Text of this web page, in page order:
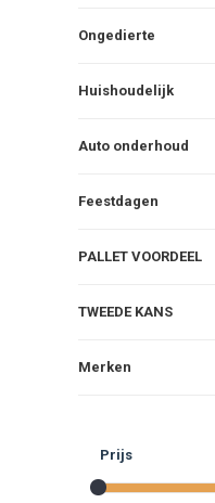
Ongedierte
Huishoudelijk
Auto onderhoud
Feestdagen
PALLET VOORDEEL
TWEEDE KANS
Merken
Prijs